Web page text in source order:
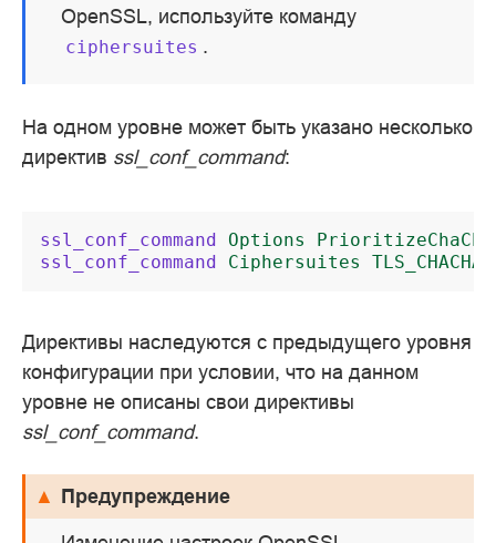
OpenSSL, используйте команду
ciphersuites .
На одном уровне может быть указано несколько
директив ssl_conf_command:
ssl_conf_command Options PrioritizeChaCha
ssl_conf_command
Ciphersuites
Директивы наследуются с предыдущего уровня
конфигурации при условии, что на данном
уровне не описаны свои директивы
ssl_conf_command.
Предупреждение